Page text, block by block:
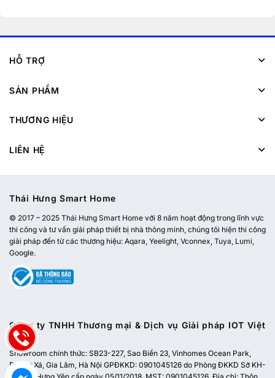
HỖ TRỢ
SẢN PHẨM
THƯƠNG HIỆU
LIÊN HỆ
Thái Hưng Smart Home
© 2017 – 2025 Thái Hưng Smart Home với 8 năm hoạt động trong lĩnh vực
thi công và tư vấn giải pháp thiết bị nhà thông minh, chúng tôi hiện thi công
giải pháp đến từ các thương hiệu: Aqara, Yeelight, Vconnex, Tuya, Lumi,
Google.
Công ty TNHH Thương mại & Dịch vụ Giải pháp IOT Việt
Nam
Showroom chính thức: SB23-227, Sao Biển 23, Vinhomes Ocean Park,
Dương Xá, Gia Lâm, Hà Nội GPĐKKD: 0901045126 do Phòng ĐKKD Sở KH-